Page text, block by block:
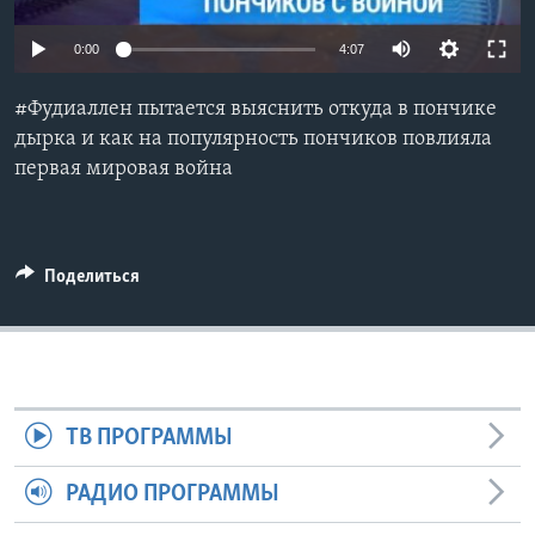
Learning English
СОЦИАЛЬНЫЕ СЕТИ
0:00 4:07
#Фудиаллен пытается выяснить откуда в пончике
дырка и как на популярность пончиков повлияла
первая мировая война
Поделиться
ТВ ПРОГРАММЫ
РАДИО ПРОГРАММЫ